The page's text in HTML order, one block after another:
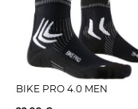
BIKE PRO 4.0 MEN